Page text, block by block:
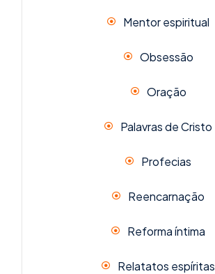
Mentor espiritual
Obsessão
Oração
Palavras de Cristo
Profecias
Reencarnação
Reforma íntima
Relatatos espíritas